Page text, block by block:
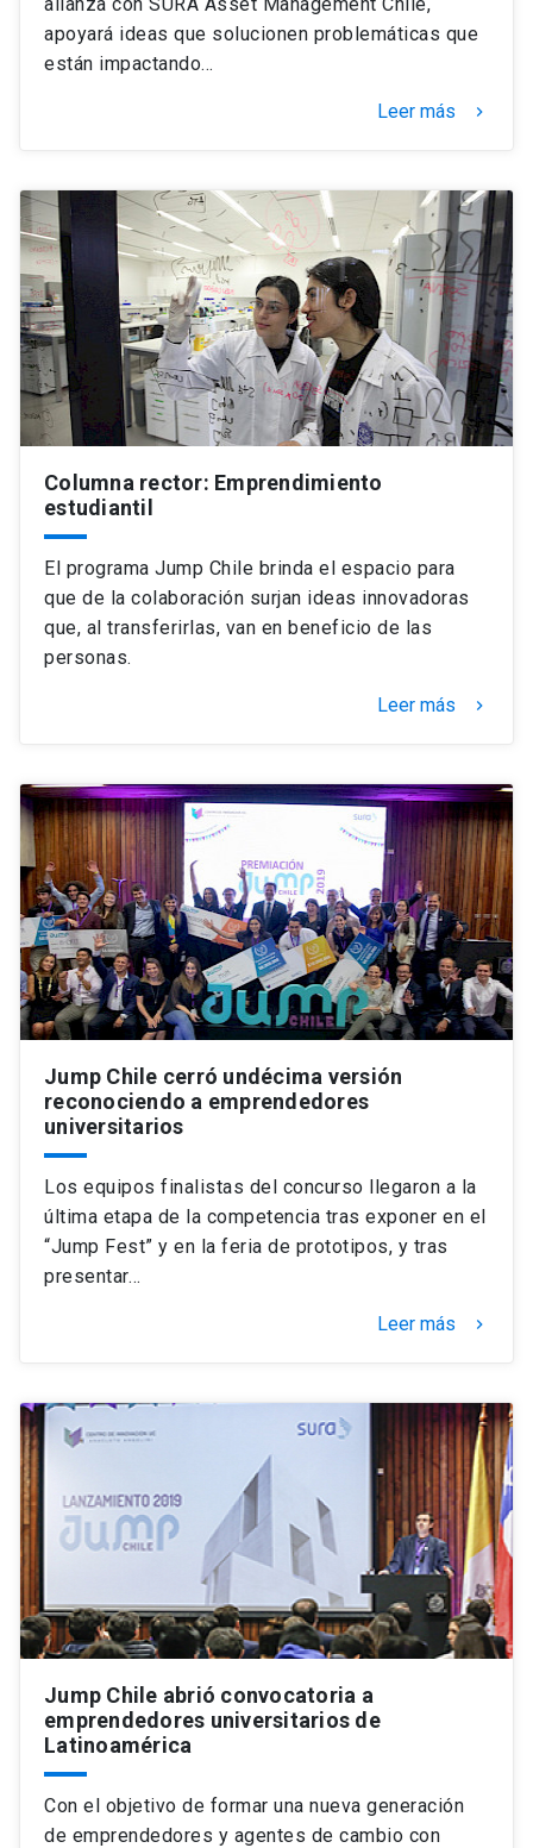
apoyará ideas que solucionen problemáticas que
están impactando…
Leer más keyboard_arrow_right
Columna rector: Emprendimiento
estudiantil
El programa Jump Chile brinda el espacio para
que de la colaboración surjan ideas innovadoras
que, al transferirlas, van en beneficio de las
personas.
Leer más keyboard_arrow_right
Jump Chile cerró undécima versión
reconociendo a emprendedores
universitarios
Los equipos finalistas del concurso llegaron a la
última etapa de la competencia tras exponer en el
“Jump Fest” y en la feria de prototipos, y tras
presentar…
Leer más keyboard_arrow_right
Jump Chile abrió convocatoria a
emprendedores universitarios de
Latinoamérica
Con el objetivo de formar una nueva generación
de emprendedores y agentes de cambio con